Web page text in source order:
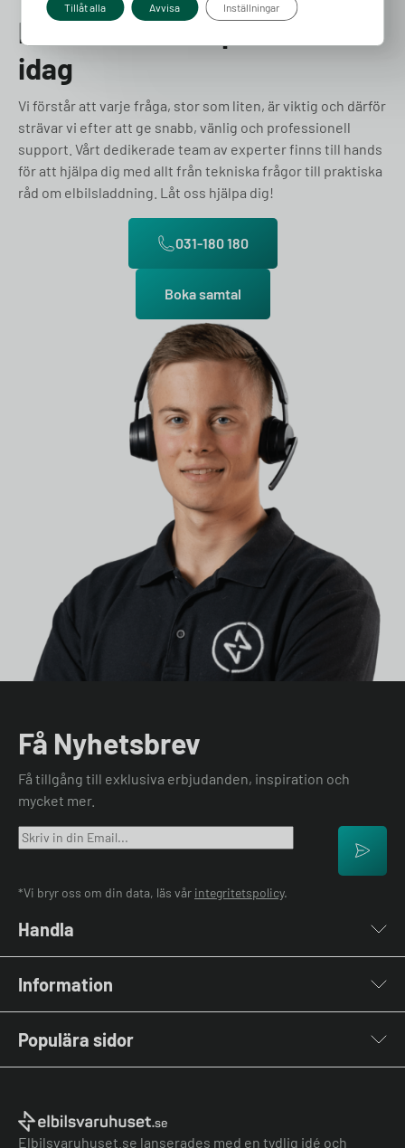
Prata med en expert redan
idag
Vi förstår att varje fråga, stor som liten, är viktig och därför
strävar vi efter att ge snabb, vänlig och professionell
support. Vårt dedikerade team av experter finns till hands
för att hjälpa dig med allt från tekniska frågor till praktiska
råd om elbilsladdning. Låt oss hjälpa dig!
031-180 180
Boka samtal
Få Nyhetsbrev
Få tillgång till exklusiva erbjudanden, inspiration och
mycket mer.
*Vi bryr oss om din data, läs vår integritetspolicy.
Handla
Laddkablar
Kabelhållare
Stolpar & Fästen
Portabla Laddare
Övriga tillbehör
Information
Kontakta oss
Vanliga frågor & svar
El-lexikon
Installation
Populära sidor
Elbilsladdare företag
Laddbox bäst i test
Elbilsvaruhuset.se lanserades med en tydlig idé och
Tillåt alla Avvisa Inställningar